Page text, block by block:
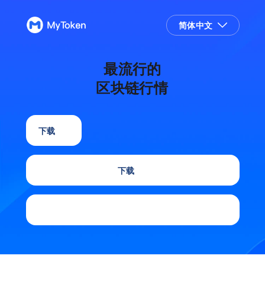
简体中文
最流行的
区块链行情 App
iOS 下载
Android 下载